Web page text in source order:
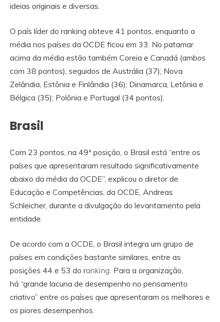
ideias originais e diversas.
O país líder do ranking obteve 41 pontos, enquanto a
média nos países da OCDE ficou em 33. No patamar
acima da média estão também Coreia e Canadá (ambos
com 38 pontos), seguidos de Austrália (37); Nova
Zelândia, Estônia e Finlândia (36); Dinamarca, Letônia e
Bélgica (35); Polônia e Portugal (34 pontos).
Brasil
Com 23 pontos, na 49ª posição, o Brasil está “entre os
países que apresentaram resultado significativamente
abaixo da média da OCDE”, explicou o diretor de
Educação e Competências, da OCDE, Andreas
Schleicher, durante a divulgação do levantamento pela
entidade.
De acordo com a OCDE, o Brasil integra um grupo de
países em condições bastante similares, entre as
posições 44 e 53 do ranking . Para a organização,
há “grande lacuna de desempenho no pensamento
criativo” entre os países que apresentaram os melhores e
os piores desempenhos.